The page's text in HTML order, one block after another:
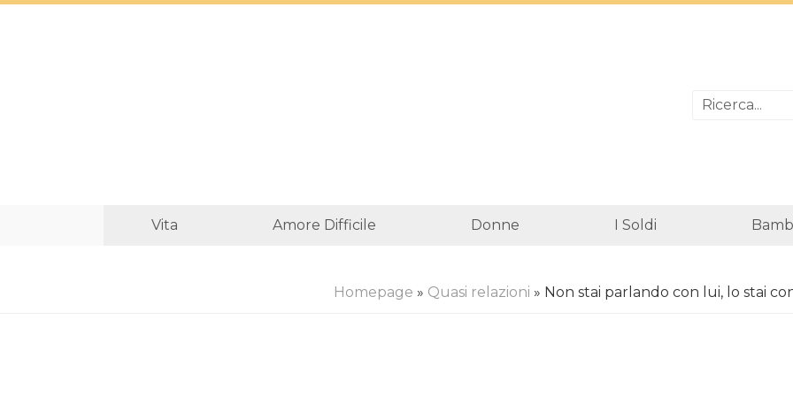
Vita Amore Difficile Donne I Soldi
Homepage » Quasi relazioni » Non stai parlando con lui, lo stai